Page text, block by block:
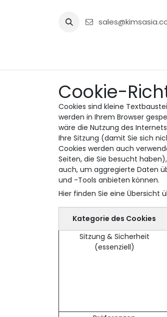
Cookie-
Cookies sind kleine
werden in Ihrem Browser
wäre die Nutzung des
Ihre Sitzung (damit Sie sich
Cookies werden auch
Seiten, die Sie besucht
auch, um aggregierte Daten
und -Tools anbieten können.
Hier finden Sie eine Übersicht
Kategorie des Cookies
Sitzung & Sicherheit
(essenziell)